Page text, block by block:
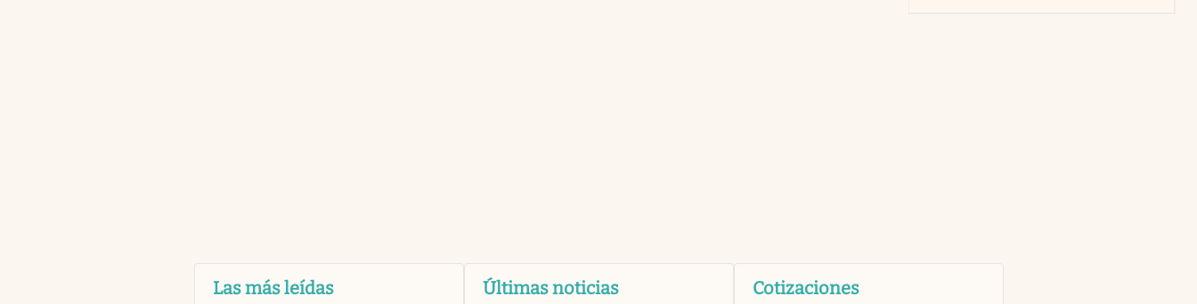
Las más leídas Últimas noticias Cotizaciones